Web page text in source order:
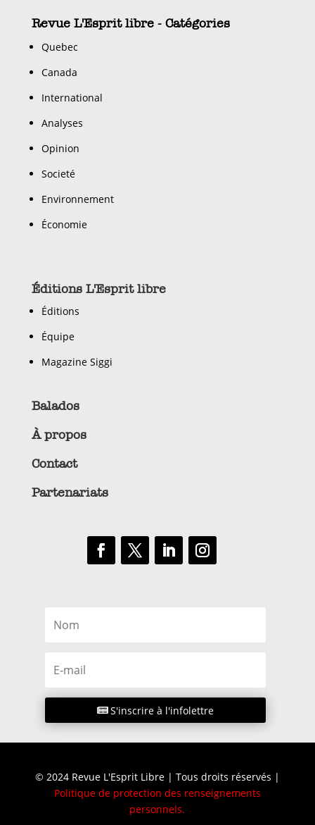
Revue L'Esprit libre - Catégories
Quebec
Canada
International
Analyses
Opinion
Societé
Environnement
Économie
Éditions L'Esprit libre
Éditions
Équipe
Magazine Siggi
Balados
À propos
Contact
Partenariats
S'inscrire à l'infolettre
© 2024 Revue L'Esprit Libre | Tous droits réservés |
Politique de protection des renseignements
personnels.